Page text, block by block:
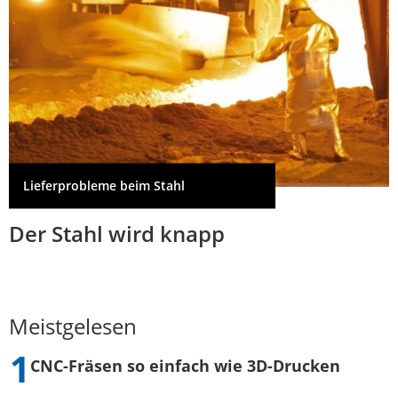
Lieferprobleme beim Stahl
Der Stahl wird knapp
Meistgelesen
CNC-Fräsen so einfach wie 3D-Drucken